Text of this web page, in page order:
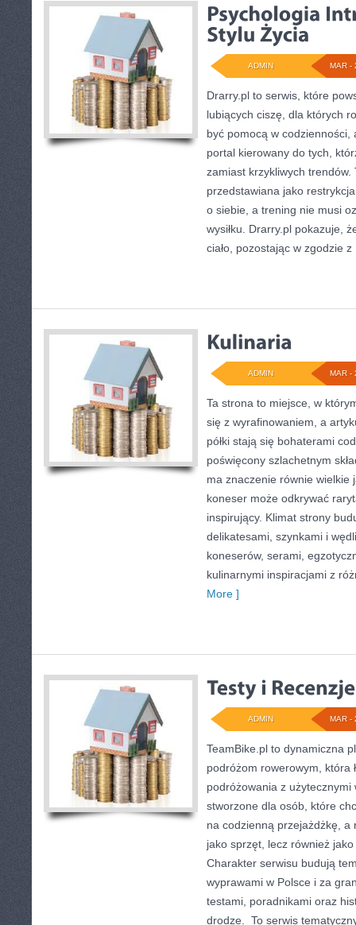
MAR -
ADMIN
Drarry.pl to serwis, które
lubiących ciszę, dla których
być pomocą w codzienności,
portal kierowany do tych,
zamiast krzykliwych trendów.
przedstawiana jako
o siebie, a trening nie musi
wysiłku. Drarry.pl pokazuje,
ciało, pozostając w zgodzie z
MAR -
ADMIN
Ta strona to miejsce, w
się z wyrafinowaniem, a
półki stają się bohaterami
poświęcony szlachetnym
ma znaczenie równie wielkie
koneser może odkrywać
inspirujący. Klimat strony
delikatesami, szynkami i
koneserów, serami,
kulinarnymi inspiracjami z
More ]
MAR -
ADMIN
TeamBike.pl to dynamiczna
podróżom rowerowym, która
podróżowania z użytecznymi
stworzone dla osób, które
na codzienną przejażdżkę, a
jako sprzęt, lecz również
Charakter serwisu budują
wyprawami w Polsce i za
testami, poradnikami oraz
drodze. To serwis